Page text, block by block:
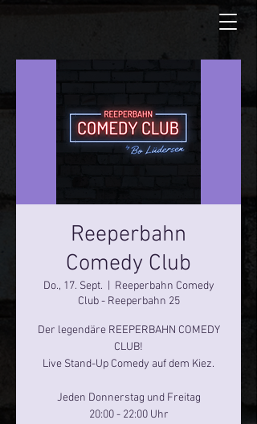
Reeperbahn
Comedy Club
Do., 17. Sept.
Reeperbahn Comedy
Club - Reeperbahn 25
Der legendäre REEPERBAHN COMEDY
CLUB!
Live Stand-Up Comedy auf dem Kiez.
Jeden Donnerstag und Freitag
20:00 - 22:00 Uhr